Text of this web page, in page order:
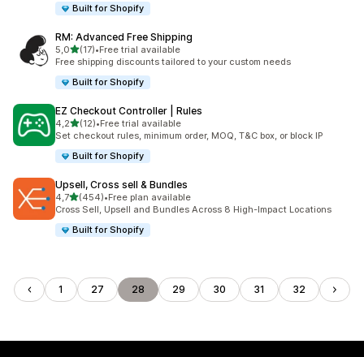
Built for Shopify
RM: Advanced Free Shipping
5,05 yıldız üzerinden
(17)
toplam 17 değerlendirme
•Free trial available
Free shipping discounts tailored to your custom needs
Built for Shopify
EZ Checkout Controller | Rules
4,25 yıldız üzerinden
(12)
toplam 12 değerlendirme
•Free trial available
Set checkout rules, minimum order, MOQ, T&C box, or block IP
Built for Shopify
Upsell, Cross sell & Bundles
4,75 yıldız üzerinden
(454)
toplam 454 değerlendirme
•Free plan available
Cross Sell, Upsell and Bundles Across 8 High-Impact Locations
Built for Shopify
1 27 28 29 30 31 32